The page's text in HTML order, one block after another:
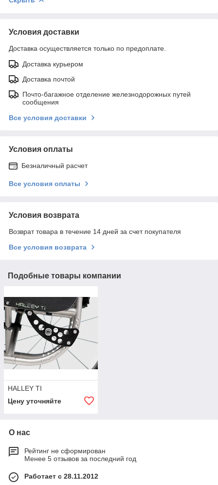
Условия доставки
Доставка осуществляется только по предоплате.
Доставка курьером
Доставка почтой
Почто-багажное отделение железнодорожных путей
сообщения
Все условия доставки
Условия оплаты
Безналичный расчет
Все условия оплаты
Условия возврата
Возврат товара в течение 14 дней за счет покупателя
Все условия возврата
Подобные товары компании
HALLEY TI
Цену уточняйте
О нас
Рейтинг не сформирован
Менее 5 отзывов за последний год
Работает с 28.11.2012